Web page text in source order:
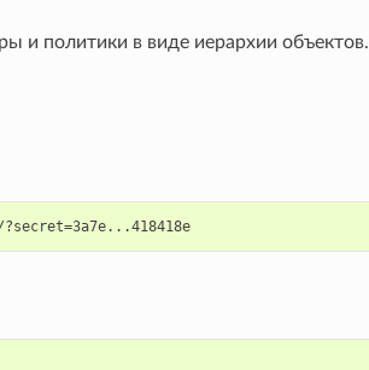
и политики в виде иерархии объектов.
https://[HOST]/analytics/filter/list/?secret=3a7e...418418e